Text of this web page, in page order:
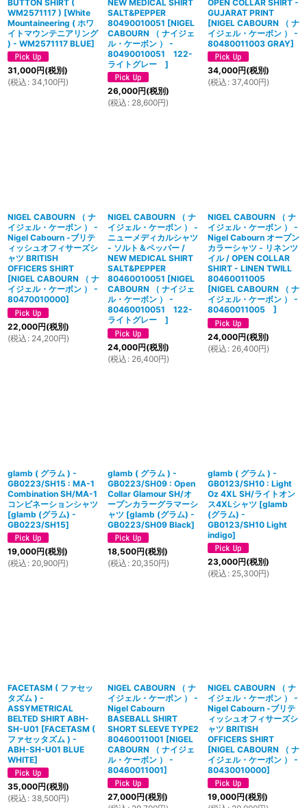
BUTTON SHIRT (
WM2571117 ) [White
Mountaineering ( ホワ
イトマウンテニアリング
) - WM2571117 BLUE]
31,000円(税別)
(税込 : 34,100円)
NEW MEDICAL SHIRT
SALT&PEPPER
80490010051 [NIGEL
CABOURN （ ナイジェ
ル・ケーボン ） -
80490010051 122-
ライトグレー ]
26,000円(税別)
(税込 : 28,600円)
OPEN COLLAR SHIRT -
GUJARAT PRINT
[NIGEL CABOURN （ ナ
イジェル・ケーボン ） -
80480011003 GRAY]
34,000円(税別)
(税込 : 37,400円)
NIGEL CABOURN （ ナ
イジェル・ケーボン ） -
Nigel Cabourn -ブリテ
ィッシュオフィサーズシ
ャツ BRITISH
OFFICERS SHIRT
[NIGEL CABOURN （ ナ
イジェル・ケーボン ） -
80470010000]
22,000円(税別)
(税込 : 24,200円)
NIGEL CABOURN （ ナ
イジェル・ケーボン ） -
ニューメディカルシャツ
- ソルト＆ペッパー /
NEW MEDICAL SHIRT
SALT&PEPPER
80460010051 [NIGEL
CABOURN （ ナイジェ
ル・ケーボン ） -
80460010051 122-
ライトグレー ]
24,000円(税別)
(税込 : 26,400円)
NIGEL CABOURN （ ナ
イジェル・ケーボン ） -
Nigel Cabourn オープン
カラーシャツ - リネンツ
イル / OPEN COLLAR
SHIRT - LINEN TWILL
80460011005
[NIGEL CABOURN （ ナ
イジェル・ケーボン ） -
80460011005 ]
24,000円(税別)
(税込 : 26,400円)
glamb ( グラム ) -
GB0223/SH15 : MA-1
Combination SH/MA-1
コンビネーションシャツ
[glamb (グラム) -
GB0223/SH15]
19,000円(税別)
(税込 : 20,900円)
glamb ( グラム ) -
GB0223/SH09 : Open
Collar Glamour SH/オ
ープンカラーグラマーシ
ャツ [glamb (グラム) -
GB0223/SH09 Black]
18,500円(税別)
(税込 : 20,350円)
glamb ( グラム ) -
GB0123/SH10 : Light
Oz 4XL SH/ライトオン
ス4XLシャツ [glamb
(グラム) -
GB0123/SH10 Light
indigo]
23,000円(税別)
(税込 : 25,300円)
FACETASM ( ファセッ
タズム ) -
ASSYMETRICAL
BELTED SHIRT ABH-
SH-U01 [FACETASM (
ファセッタズム ) -
ABH-SH-U01 BLUE
WHITE]
35,000円(税別)
(税込 : 38,500円)
NIGEL CABOURN （ ナ
イジェル・ケーボン ） -
Nigel Cabourn
BASEBALL SHIRT
SHORT SLEEVE TYPE2
80460011001 [NIGEL
CABOURN （ ナイジェ
ル・ケーボン ） -
80460011001]
27,000円(税別)
NIGEL CABOURN （ ナ
イジェル・ケーボン ） -
Nigel Cabourn -ブリテ
ィッシュオフィサーズシ
ャツ BRITISH
OFFICERS SHIRT
[NIGEL CABOURN （ ナ
イジェル・ケーボン ） -
80430010000]
19,000円(税別)